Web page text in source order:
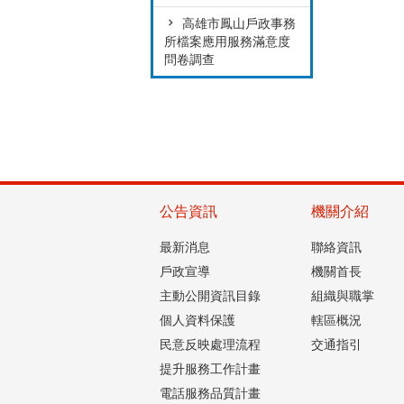
高雄市鳳山戶政事務
所檔案應用服務滿意度
問卷調查
公告資訊
最新消息
戶政宣導
主動公開資訊目錄
個人資料保護
民意反映處理流程
提升服務工作計畫
電話服務品質計畫
機關介紹
聯絡資訊
機關首長
組織與職掌
轄區概況
交通指引